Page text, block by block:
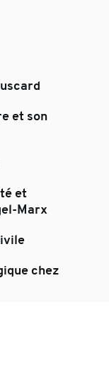
et son
et
Marx
chez